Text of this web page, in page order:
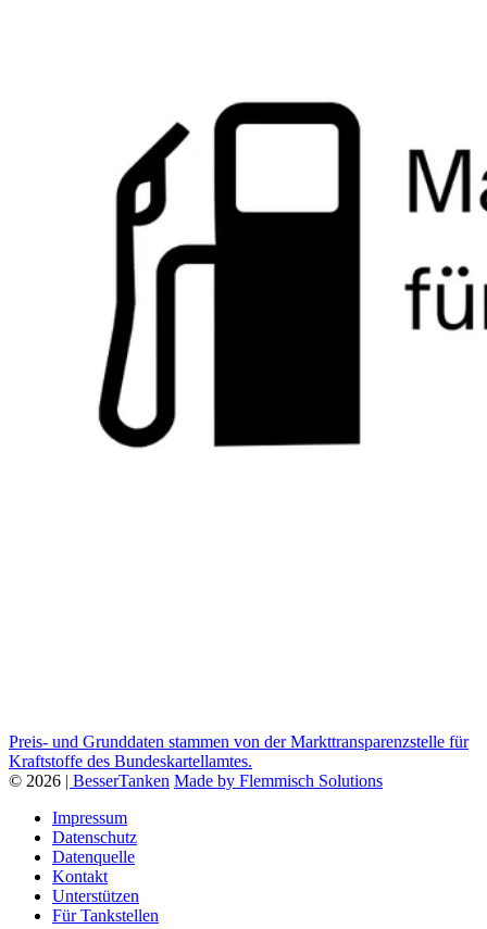
Preis- und Grunddaten stammen von der Markttransparenzstelle für
Kraftstoffe des Bundeskartellamtes.
© 2026 | BesserTanken Made by Flemmisch Solutions
Impressum
Datenschutz
Datenquelle
Kontakt
Unterstützen
Für Tankstellen